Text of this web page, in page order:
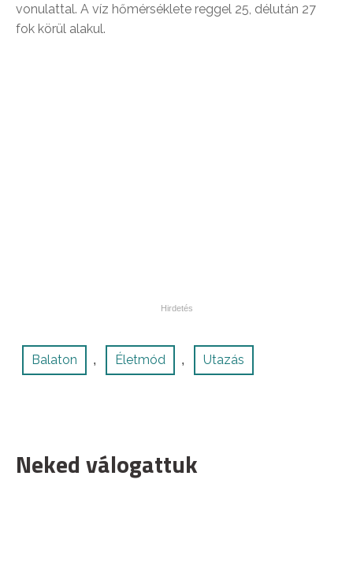
vonulattal. A víz hőmérséklete reggel 25, délután 27
fok körül alakul.
Balaton , Életmód , Utazás
Neked válogattuk